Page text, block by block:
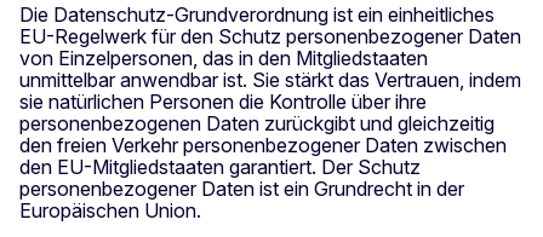
Die Datenschutz-Grundverordnung ist ein einheitliches
EU-Regelwerk für den Schutz personenbezogener Daten
von Einzelpersonen, das in den Mitgliedstaaten
unmittelbar anwendbar ist. Sie stärkt das Vertrauen, indem
sie natürlichen Personen die Kontrolle über ihre
personenbezogenen Daten zurückgibt und gleichzeitig
den freien Verkehr personenbezogener Daten zwischen
den EU-Mitgliedstaaten garantiert. Der Schutz
personenbezogener Daten ist ein Grundrecht in der
Europäischen Union.